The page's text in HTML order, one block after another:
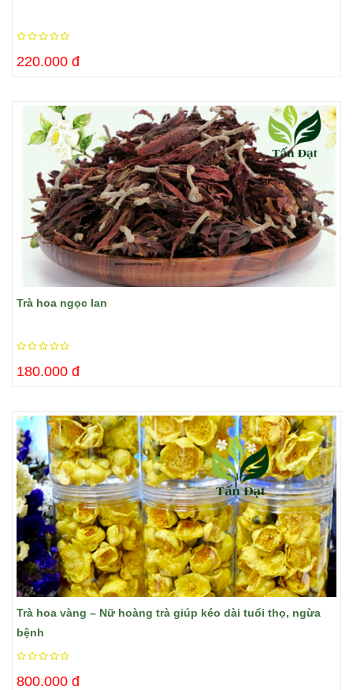
220.000 đ
Trà hoa ngọc lan
180.000 đ
Trà hoa vàng – Nữ hoàng trà giúp kéo dài tuổi thọ, ngừa
bệnh
800.000 đ